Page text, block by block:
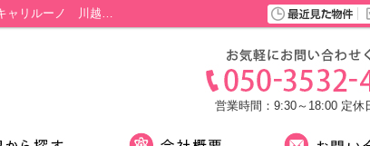
セブンイレブン柳瀬川駅前店周辺の物件一覧｜川越・ふじみ野・富士見の賃貸｜キャリルーノ 川越新河岸店
営業時間：9:30～18:00 定休